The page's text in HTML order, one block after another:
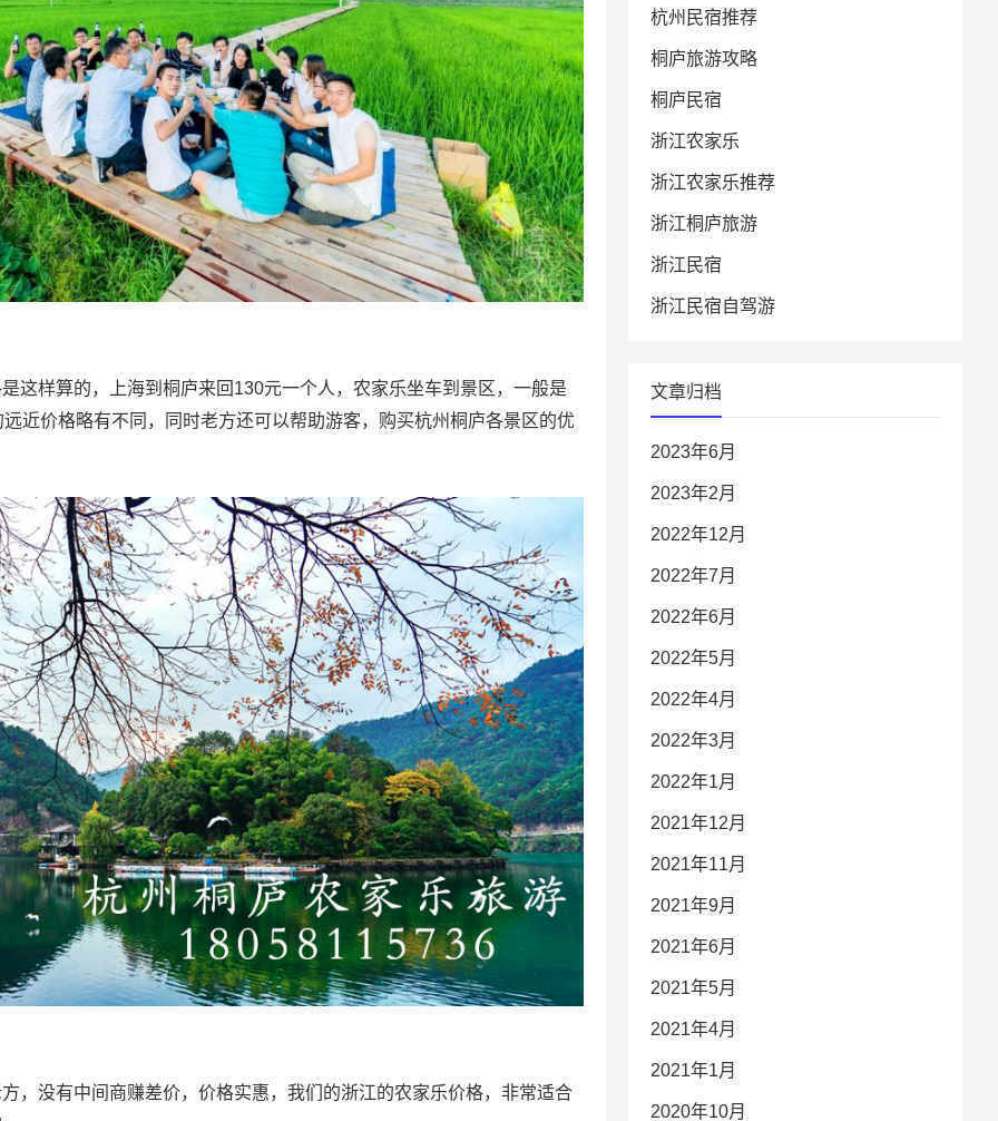
这样算的，上海到桐庐来回130元一个人，农家乐坐车到景区，一般是
近价格略有不同，同时老方还可以帮助游客，购买杭州桐庐各景区的优
，没有中间商赚差价，价格实惠，我们的浙江的农家乐价格，非常适合
杭州民宿推荐
桐庐旅游攻略
桐庐民宿
浙江农家乐
浙江农家乐推荐
浙江桐庐旅游
浙江民宿
浙江民宿自驾游
文章归档
2023年6月
2023年2月
2022年12月
2022年7月
2022年6月
2022年5月
2022年4月
2022年3月
2022年1月
2021年12月
2021年11月
2021年9月
2021年6月
2021年5月
2021年4月
2021年1月
2020年10月